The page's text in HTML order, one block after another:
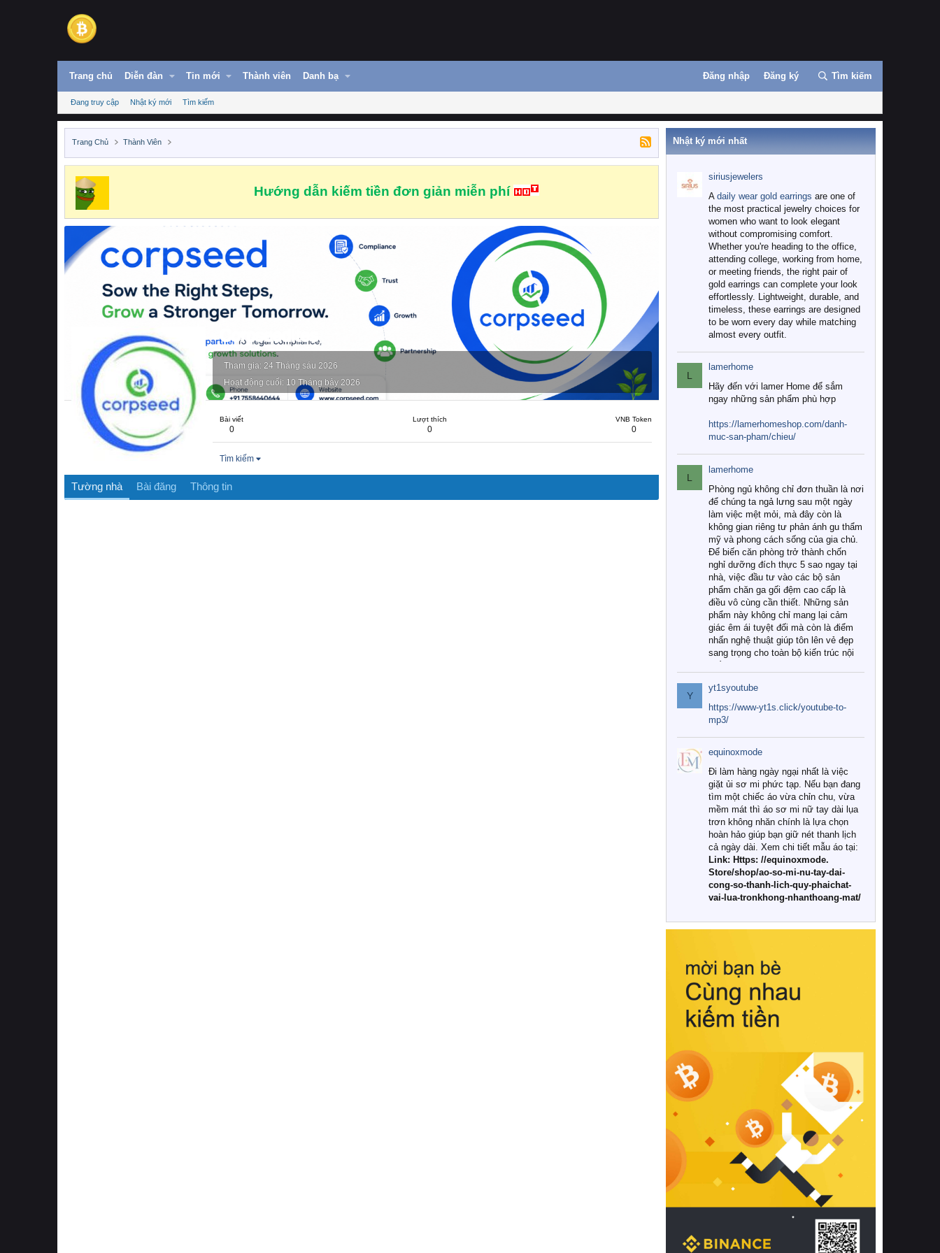
Trang chủ Diễn đàn Tin mới Thành viên Danh bạ Đăng nhập Đăng ký Tìm kiếm
Đang truy cập Nhật ký mới Tìm kiếm
Trang Chủ Thành Viên
Hướng dẫn kiếm tiền đơn giản miễn phí
CorpseedItes
Tham gia 24 Tháng sáu 2026
Hoạt động cuối 10 Tháng bảy 2026
Bài viết
0
Lượt thích
0
VNB Token
0
Tìm kiếm
Tường nhà Bài đăng Thông tin
Nhật ký mới nhất
siriusjewelers
A daily wear gold earrings are one of
the most practical jewelry choices for
women who want to look elegant
without compromising comfort.
Whether you're heading to the office,
attending college, working from home,
or meeting friends, the right pair of
gold earrings can complete your look
effortlessly. Lightweight, durable, and
timeless, these earrings are designed
to be worn every day while matching
almost every outfit.
L
lamerhome
Hãy đến với lamer Home để sắm
ngay những sản phẩm phù hợp
https://lamerhomeshop.com/danh-
muc-san-pham/chieu/
L
lamerhome
Phòng ngủ không chỉ đơn thuần là nơi
để chúng ta ngả lưng sau một ngày
làm việc mệt mỏi, mà đây còn là
không gian riêng tư phản ánh gu thẩm
mỹ và phong cách sống của gia chủ.
Để biến căn phòng trở thành chốn
nghỉ dưỡng đích thực 5 sao ngay tại
nhà, việc đầu tư vào các bộ sản
phẩm chăn ga gối đệm cao cấp là
điều vô cùng cần thiết. Những sản
phẩm này không chỉ mang lại cảm
giác êm ái tuyệt đối mà còn là điểm
nhấn nghệ thuật giúp tôn lên vẻ đẹp
sang trọng cho toàn bộ kiến trúc nội
Tuy nhiên, giữa thị trường đa dạng
với vô vàn thương hiệu và mẫu mã
như hiện nay, làm thế nào để chọn
được những bộ chăn ga gối đệm cao
cấp thực sự chất lượng, phù hợp với
khí hậu và nhu cầu sử dụng của gia
đình? Hãy cùng chúng tôi đi tìm lời
giải đáp chi tiết qua bài viết dưới đây.
1. Tại sao các gia đình hiện đại lại ưa
chuộng chăn ga gối đệm cao cấp?
Khác với các dòng sản phẩm thông
thường, những bộ chăn ga gối đệm
cao cấp trải qua quy trình sản xuất
nghiêm ngặt từ khâu chọn lọc nguyên
liệu tự nhiên đến công nghệ dệt
nhuộm hiện đại không chứa hóa chất
này, bạn sẽ cảm nhận rõ rệt sự khác
hồi chuẩn xác của phần đệm nâng đỡ
cột sống.
Bên cạnh đó, việc lựa chọn các dòng
sản phẩm đạt chuẩn chất lượng quốc
tế còn giúp ngăn ngừa tình trạng kích
khuẩn và nấm mốc trong điều kiện
thời tiết nóng ẩm. Bạn có thể tìm hiểu
thêm các nghiên cứu khoa học về tác
động của giấc ngủ và môi trường
phòng ngủ đối với sức khỏe con
người tại Sleep Foundation (External
Link) để có cái nhìn toàn diện hơn.
2. Các tiêu chí vàng khi lựa chọn
chăn ga gối đệm cao cấp cho phòng
ngủ
Để sở hữu một bộ chăn ga gối đệm
cao cấp hoàn hảo cả về thẩm mỹ lẫn
công năng, người tiêu dùng cần cân
nhắc kỹ lưỡng các tiêu chí quan trọng
Y
yt1syoutube
https://www-yt1s.click/youtube-to-
mp3/
equinoxmode
Đi làm hàng ngày ngại nhất là việc
giặt ủi sơ mi phức tạp. Nếu bạn đang
tìm một chiếc áo vừa chỉn chu, vừa
mềm mát thì áo sơ mi nữ tay dài lụa
trơn không nhăn chính là lựa chọn
hoàn hảo giúp bạn giữ nét thanh lịch
cả ngày dài. Xem chi tiết mẫu áo tại:
Link: Https: //equinoxmode.
Store/shop/ao-so-mi-nu-tay-dai-
cong-so-thanh-lich-quy-phaichat-
vai-lua-tronkhong-nhanthoang-mat/